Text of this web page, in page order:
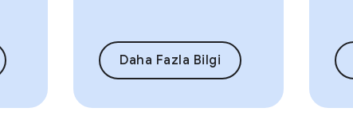
Daha Fazla Bilgi